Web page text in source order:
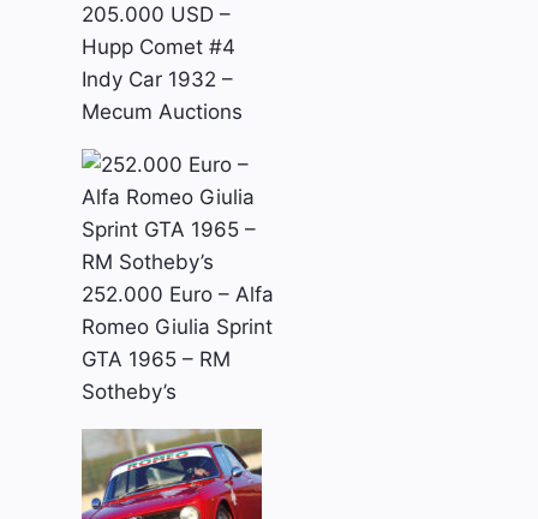
205.000 USD –
Hupp Comet #4
Indy Car 1932 –
Mecum Auctions
252.000 Euro – Alfa
Romeo Giulia Sprint
GTA 1965 – RM
Sotheby’s